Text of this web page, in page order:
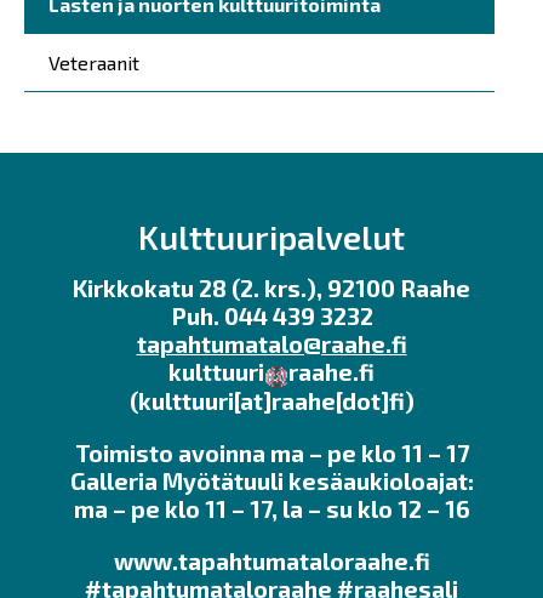
Veteraanit
Kulttuuripalvelut
Kirkkokatu 28 (2. krs.), 92100 Raahe
Puh. 044 439 3232
tapahtumatalo@raahe.fi
kulttuuri
raahe.fi
(kulttuuri[at]raahe[dot]fi)
Toimisto avoinna ma – pe klo 11 – 17
Galleria Myötätuuli kesäaukioloajat:
ma – pe klo 11 – 17, la – su klo 12 – 16
www.tapahtumataloraahe.fi
#tapahtumataloraahe #raahesali